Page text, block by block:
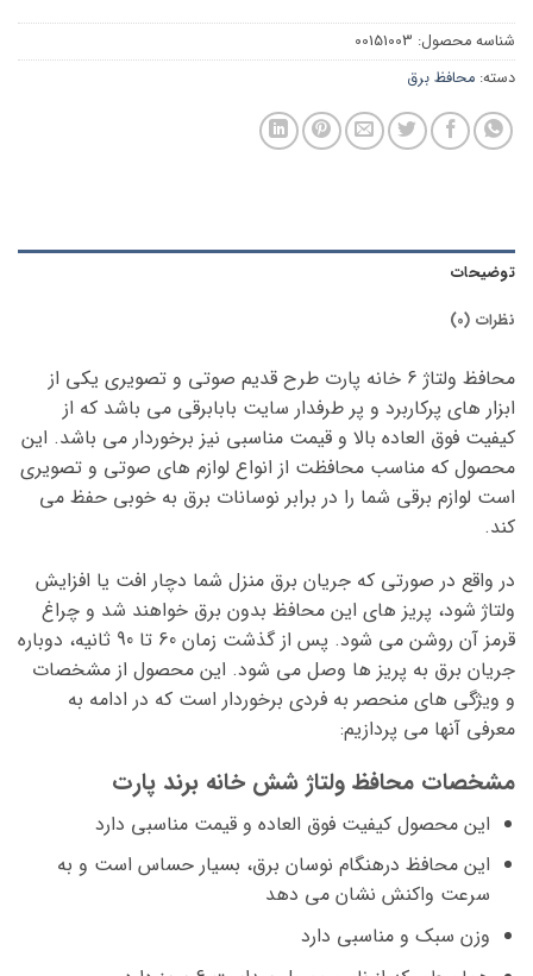
شناسه محصول: 00151003
دسته: محافظ برق
توضیحات
نظرات (0)
محافظ ولتاژ 6 خانه پارت طرح قدیم صوتی و تصویری یکی از
ابزار های پرکاربرد و پر طرفدار سایت بابابرقی می باشد که از
کیفیت فوق العاده بالا و قیمت مناسبی نیز برخوردار می باشد. این
محصول که مناسب محافظت از انواع لوازم های صوتی و تصویری
است لوازم برقی شما را در برابر نوسانات برق به خوبی حفظ می
کند.
در واقع در صورتی که جریان برق منزل شما دچار افت یا افزایش
ولتاژ شود، پریز های این محافظ بدون برق خواهند شد و چراغ
قرمز آن روشن می شود. پس از گذشت زمان 60 تا 90 ثانیه، دوباره
جریان برق به پریز ها وصل می شود. این محصول از مشخصات
و ویژگی های منحصر به فردی برخوردار است که در ادامه به
معرفی آنها می پردازیم:
مشخصات محافظ ولتاژ شش خانه برند پارت
این محصول کیفیت فوق العاده و قیمت مناسبی دارد
این محافظ درهنگام نوسان برق، بسیار حساس است و به
سرعت واکنش نشان می دهد
وزن سبک و مناسبی دارد